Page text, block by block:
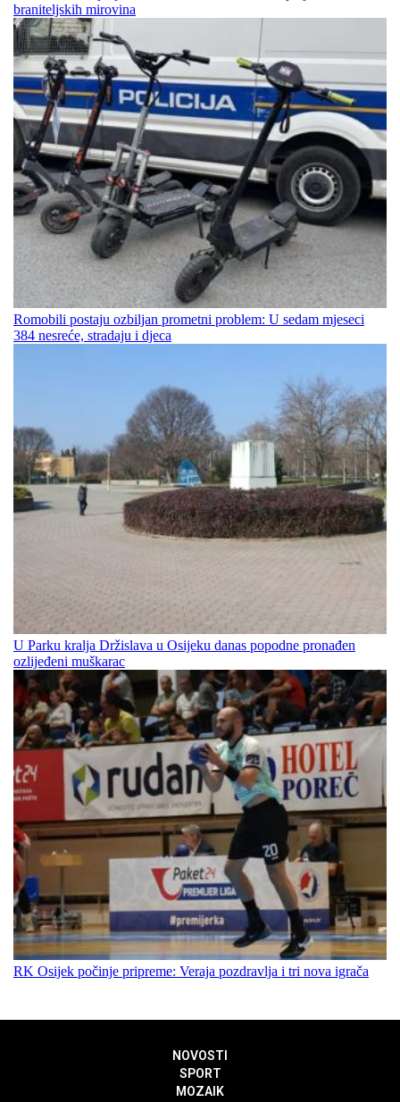
braniteljskih mirovina
Romobili postaju ozbiljan prometni problem: U sedam mjeseci
384 nesreće, stradaju i djeca
U Parku kralja Držislava u Osijeku danas popodne pronađen
ozlijeđeni muškarac
RK Osijek počinje pripreme: Veraja pozdravlja i tri nova igrača
NOVOSTI
SPORT
MOZAIK